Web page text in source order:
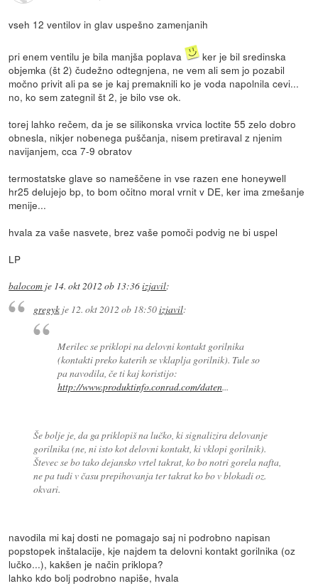
vseh 12 ventilov in glav uspešno zamenjanih
pri enem ventilu je bila manjša poplava
ker je bil sredinska
objemka (št 2) čudežno odtegnjena, ne vem ali sem jo pozabil
močno privit ali pa se je kaj premaknili ko je voda napolnila cevi...
no, ko sem zategnil št 2, je bilo vse ok.
torej lahko rečem, da je se silikonska vrvica loctite 55 zelo dobro
obnesla, nikjer nobenega puščanja, nisem pretiraval z njenim
navijanjem, cca 7-9 obratov
termostatske glave so nameščene in vse razen ene honeywell
hr25 delujejo bp, to bom očitno moral vrnit v DE, ker ima zmešanje
menije...
hvala za vaše nasvete, brez vaše pomoči podvig ne bi uspel
LP
balocom je 14. okt 2012 ob 13:36izjavil:
gregykje 12. okt 2012 ob 18:50izjavil:
Merilec se priklopi na delovni kontakt gorilnika
(kontakti preko katerih se vklaplja gorilnik). Tule so
pa navodila, če ti kaj koristijo:
http://www.produktinfo.conrad.com/daten...
Še bolje je, da ga priklopiš na lučko, ki signalizira delovanje
gorilnika (ne, ni isto kot delovni kontakt, ki vklopi gorilnik).
Števec se bo tako dejansko vrtel takrat, ko bo notri gorela nafta,
ne pa tudi v času prepihovanja ter takrat ko bo v blokadi oz.
okvari.
navodila mi kaj dosti ne pomagajo saj ni podrobno napisan
popstopek inštalacije, kje najdem ta delovni kontakt gorilnika (oz
lučko...), kakšen je način priklopa?
lahko kdo bolj podrobno napiše, hvala